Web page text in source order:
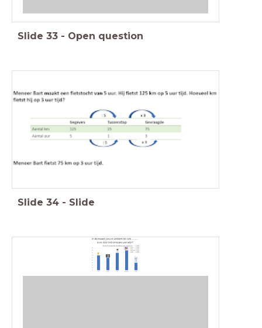
Slide 33 - Open question
Slide 34 - Slide